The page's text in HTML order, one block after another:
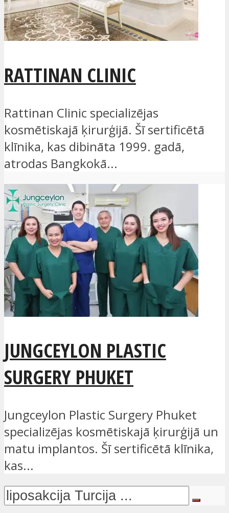
RATTINAN CLINIC
Rattinan Clinic specializējas
kosmētiskajā ķirurģijā. Šī sertificētā
klīnika, kas dibināta 1999. gadā,
atrodas Bangkokā...
JUNGCEYLON PLASTIC
SURGERY PHUKET
Jungceylon Plastic Surgery Phuket
specializējas kosmētiskajā ķirurģijā un
matu implantos. Šī sertificētā klīnika,
kas...